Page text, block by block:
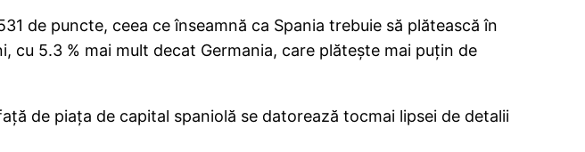
de puncte, ceea ce înseamnă ca Spania trebuie să plătească în
cu 5.3 % mai mult decat Germania, care plătește mai puțin de
de piața de capital spaniolă se datorează tocmai lipsei de detalii